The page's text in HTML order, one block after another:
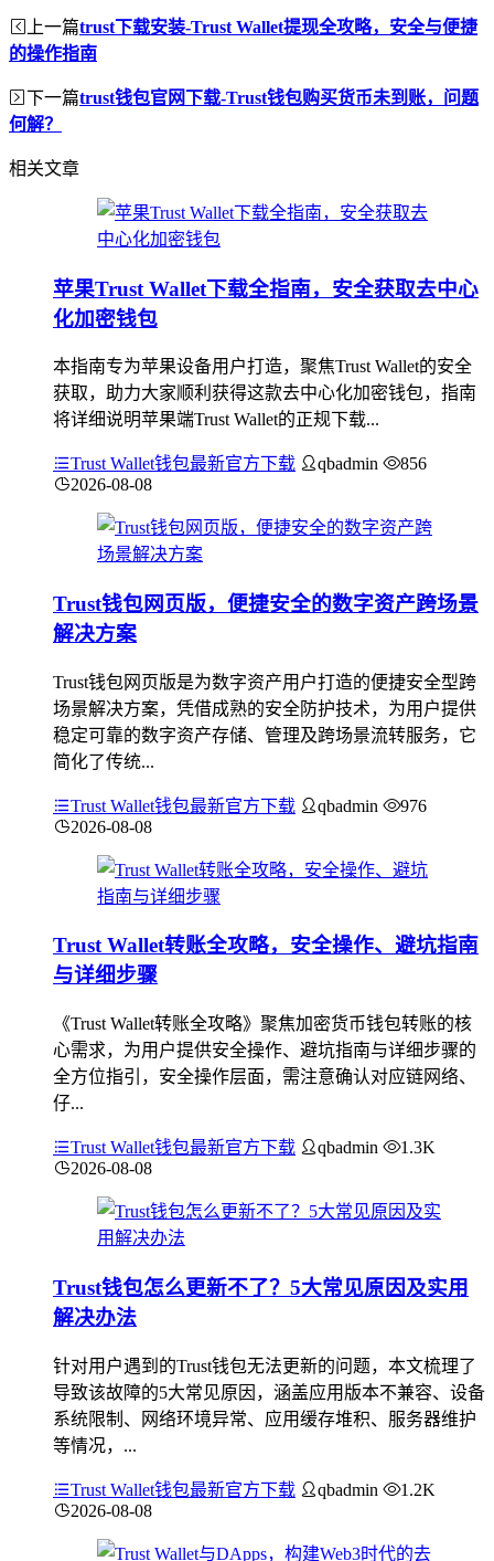
上一篇trust下载安装-Trust Wallet提现全攻略，安全与便捷
的操作指南
下一篇trust钱包官网下载-Trust钱包购买货币未到账，问题
何解？
相关文章
苹果Trust Wallet下载全指南，安全获取去中心
化加密钱包
本指南专为苹果设备用户打造，聚焦Trust Wallet的安全
获取，助力大家顺利获得这款去中心化加密钱包，指南
将详细说明苹果端Trust Wallet的正规下载...
Trust Wallet钱包最新官方下载 qbadmin
856
2026-08-08
Trust钱包网页版，便捷安全的数字资产跨场景
解决方案
Trust钱包网页版是为数字资产用户打造的便捷安全型跨
场景解决方案，凭借成熟的安全防护技术，为用户提供
稳定可靠的数字资产存储、管理及跨场景流转服务，它
简化了传统...
Trust Wallet钱包最新官方下载 qbadmin
976
2026-08-08
Trust Wallet转账全攻略，安全操作、避坑指南
与详细步骤
《Trust Wallet转账全攻略》聚焦加密货币钱包转账的核
心需求，为用户提供安全操作、避坑指南与详细步骤的
全方位指引，安全操作层面，需注意确认对应链网络、
仔...
Trust Wallet钱包最新官方下载 qbadmin
1.3K
2026-08-08
Trust钱包怎么更新不了？5大常见原因及实用
解决办法
针对用户遇到的Trust钱包无法更新的问题，本文梳理了
导致该故障的5大常见原因，涵盖应用版本不兼容、设备
系统限制、网络环境异常、应用缓存堆积、服务器维护
等情况，...
Trust Wallet钱包最新官方下载 qbadmin
1.2K
2026-08-08